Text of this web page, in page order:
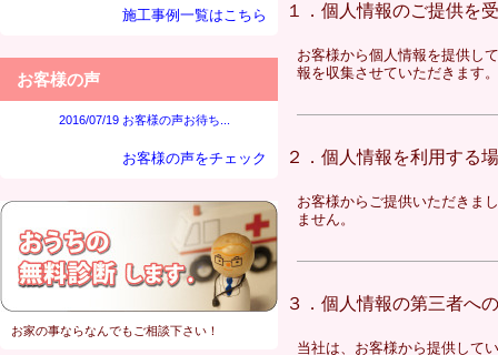
施工事例一覧はこちら
お客様の声
2016/07/19 お客様の声お待ち...
お客様の声をチェック
お家の事ならなんでもご相談下さい！
１．個人情報のご提供を
お客様から個人情報を提供し
報を収集させていただきます。
２．個人情報を利用する
お客様からご提供いただきま
ません。
３．個人情報の第三者へ
当社は、お客様から提供して